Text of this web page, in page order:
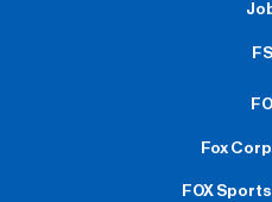
Fox
FOX